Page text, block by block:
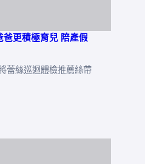
更積極育兒 陪產假
蕾絲巡迴體檢推薦絲帶